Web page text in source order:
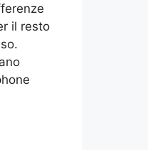
il resto